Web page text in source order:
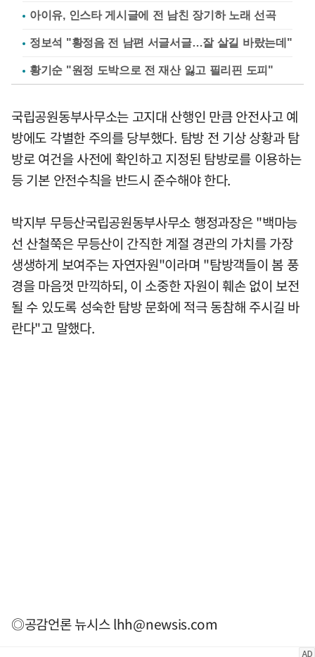
아이유, 인스타 게시글에 전 남친 장기하 노래 선곡
정보석 "황정음 전 남편 서글서글…잘 살길 바랐는데"
황기순 "원정 도박으로 전 재산 잃고 필리핀 도피"
국립공원동부사무소는 고지대 산행인 만큼 안전사고 예
방에도 각별한 주의를 당부했다. 탐방 전 기상 상황과 탐
방로 여건을 사전에 확인하고 지정된 탐방로를 이용하는
등 기본 안전수칙을 반드시 준수해야 한다.
박지부 무등산국립공원동부사무소 행정과장은 "백마능
선 산철쭉은 무등산이 간직한 계절 경관의 가치를 가장
생생하게 보여주는 자연자원"이라며 "탐방객들이 봄 풍
경을 마음껏 만끽하되, 이 소중한 자원이 훼손 없이 보전
될 수 있도록 성숙한 탐방 문화에 적극 동참해 주시길 바
란다"고 말했다.
◎공감언론 뉴시스lhh@newsis.com